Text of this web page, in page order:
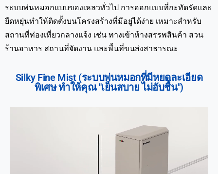
ระบบพ่นหมอกแบบของเหลวทั่วไป การออกแบบที่กะทัดรัดและ
ยืดหยุ่นทำให้ติดตั้งบนโครงสร้างที่มีอยู่ได้ง่าย เหมาะสำหรับ
สถานที่ท่องเที่ยวกลางแจ้ง เช่น ทางเข้าห้างสรรพสินค้า สวน
ร้านอาหาร สถานที่จัดงาน และพื้นที่ขนส่งสาธารณะ
Silky Fine Mist (ระบบพ่นหมอกที่มีหยดละเอียด
พิเศษ ทำให้คุณ "เย็นสบาย ไม่อับชื้น")